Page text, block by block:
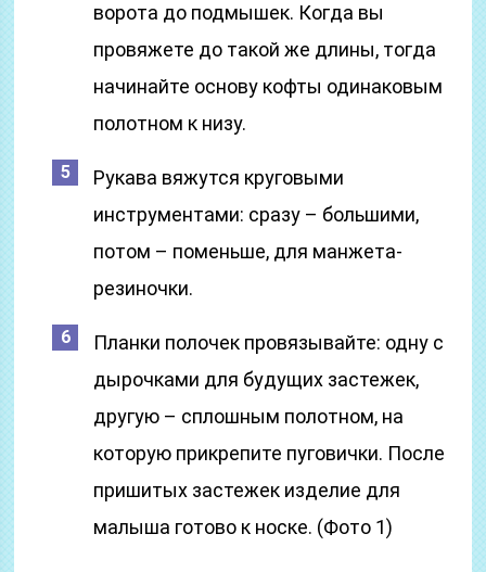
ворота до подмышек. Когда вы
провяжете до такой же длины, тогда
начинайте основу кофты одинаковым
полотном к низу.
Рукава вяжутся круговыми
инструментами: сразу – большими,
потом – поменьше, для манжета-
резиночки.
Планки полочек провязывайте: одну с
дырочками для будущих застежек,
другую – сплошным полотном, на
которую прикрепите пуговички. После
пришитых застежек изделие для
малыша готово к носке. (Фото 1)